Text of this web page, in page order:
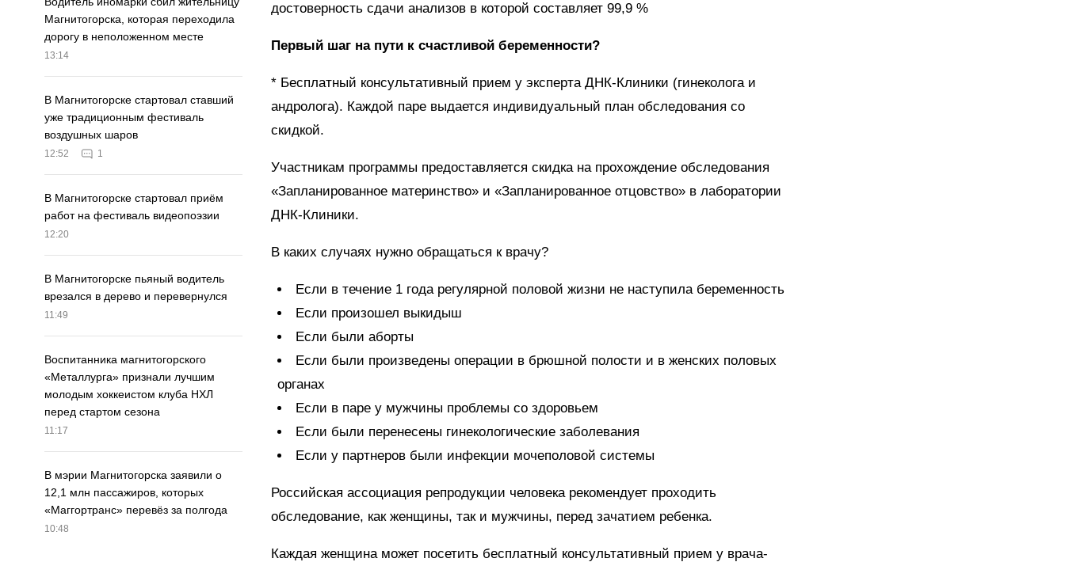
Магнитогорска, которая переходила
дорогу в неположенном месте
13:14
В Магнитогорске стартовал ставший
уже традиционным фестиваль
воздушных шаров
12:52 1
В Магнитогорске стартовал приём
работ на фестиваль видеопоэзии
12:20
В Магнитогорске пьяный водитель
врезался в дерево и перевернулся
11:49
Воспитанника магнитогорского
«Металлурга» признали лучшим
молодым хоккеистом клуба НХЛ
перед стартом сезона
11:17
В мэрии Магнитогорска заявили о
12,1 млн пассажиров, которых
«Маггортранс» перевёз за полгода
10:48
достоверность сдачи анализов в которой составляет 99,9 %
Первый шаг на пути к счастливой беременности?
* Бесплатный консультативный прием у эксперта ДНК-Клиники (гинеколога и
андролога). Каждой паре выдается индивидуальный план обследования со
скидкой.
Участникам программы предоставляется скидка на прохождение обследования
«Запланированное материнство» и «Запланированное отцовство» в лаборатории
ДНК-Клиники.
В каких случаях нужно обращаться к врачу?
Если в течение 1 года регулярной половой жизни не наступила беременность
Если произошел выкидыш
Если были аборты
Если были произведены операции в брюшной полости и в женских половых
органах
Если в паре у мужчины проблемы со здоровьем
Если были перенесены гинекологические заболевания
Если у партнеров были инфекции мочеполовой системы
Российская ассоциация репродукции человека рекомендует проходить
обследование, как женщины, так и мужчины, перед зачатием ребенка.
Каждая женщина может посетить бесплатный консультативный прием у врача-